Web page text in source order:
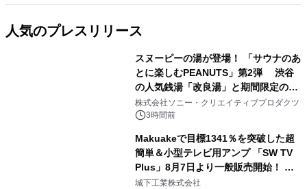
人気のプレスリリース
スヌーピーの湯が登場！ 「サウナのあ
とに楽しむPEANUTS」第2弾 渋谷
の人気銭湯「改良湯」と期間限定のコ
ラボレーション サウナイキタイコラ
ボグッズも発売決定！
株式会社ソニー・クリエイティブプロダクツ
3時間前
Makuakeで目標1341％を突破した超
簡単＆小型テレビ用アンプ 「SW TV
Plus」8月7日より一般販売開始！ ケ
ーブル1本つなぐだけ、テレビの音が
城下工業株式会社